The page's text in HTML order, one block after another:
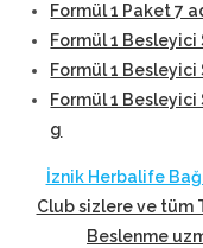
Formül 1 Paket 7
Formül 1 Besleyici
Formül 1 Besleyici
Formül 1 Besleyici
g
İznik Herbalife
Club sizlere ve tüm
Beslenme